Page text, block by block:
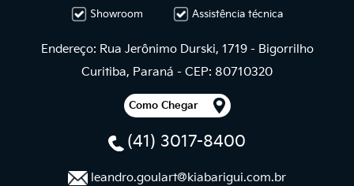
Showroom Assistência técnica
Endereço: Rua Jerônimo Durski, 1719 - Bigorrilho
Curitiba, Paraná - CEP: 80710320
Como Chegar
(41) 3017-8400
leandro.goulart@kiabarigui.com.br